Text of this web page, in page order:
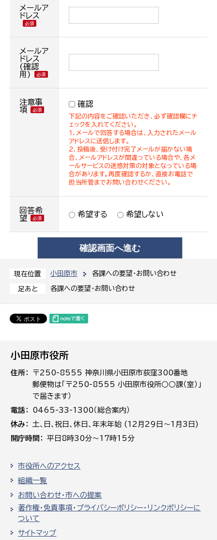
現在位置 小田原市 各課への要望・お問い合わせ
足あと 各課への要望・お問い合わせ
メールア
ドレス
メールア
ドレス
(確認
用)
注意事
項
確認
下記の内容をご確認いただき、必ず確認欄にチ
ェックを入れてください。
１．メールで回答する場合は、入力されたメール
アドレスに送信します。
２．投稿後、受け付け完了メールが届かない場
合、メールアドレスが間違っている場合や、各メ
ールサービスの迷惑対策の対象となっている場
合があります。再度確認するか、直接お電話で
担当所管までお問い合わせください。
回答希
望
希望する 希望しない
小田原市役所
住所
〒250-8555 神奈川県小田原市荻窪300番地
郵便物は「〒250-8555 小田原市役所○○課（室）」
で届きます）
電話
0465-33-1300（総合案内）
休み
土､日､祝日、休日、年末年始 (12月29日～1月3日)
開庁時間
平日8時30分～17時15分
市役所へのアクセス
組織一覧
お問い合わせ・市への提案
著作権・免責事項・プライバシーポリシー・リンクポリシーに
ついて
サイトマップ